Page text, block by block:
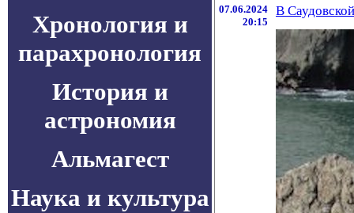
Хронология и
парахронология
История и
астрономия
Альмагест
Наука и культура
07.06.2024
20:15
В